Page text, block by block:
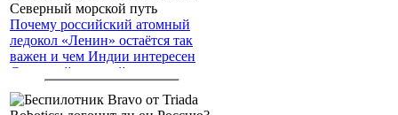
Почему российский атомный
ледокол «Ленин» остаётся так
важен и чем Индии интересен
Северный морской путь